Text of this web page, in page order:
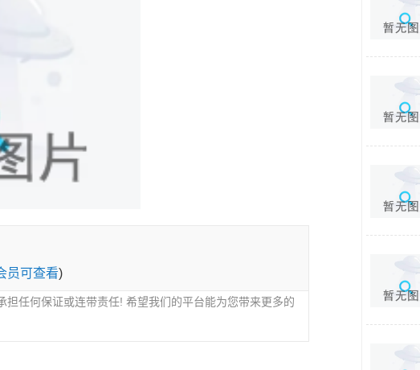
员可查看)
任何保证或连带责任! 希望我们的平台能为您带来更多的